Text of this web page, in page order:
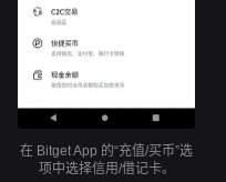
在 Bitget App 的“充值/买币”选
项中选择信用/借记卡。